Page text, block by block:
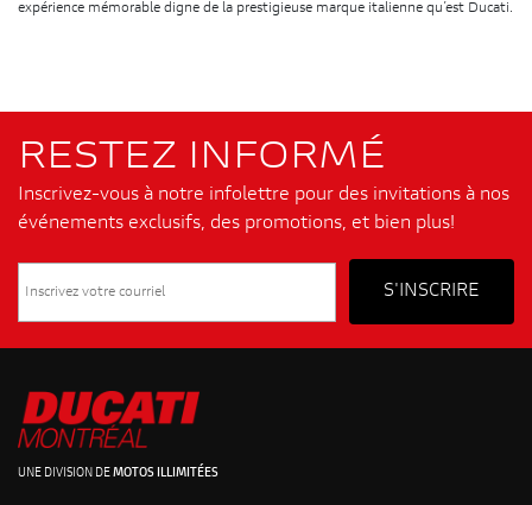
expérience mémorable digne de la prestigieuse marque italienne qu’est Ducati.
RESTEZ INFORMÉ
Inscrivez-vous à notre infolettre pour des invitations à nos
événements exclusifs, des promotions, et bien plus!
UNE DIVISION DEMOTOS ILLIMITÉES